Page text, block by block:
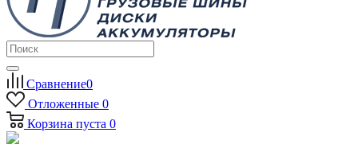
Сравнение0
Отложенные 0
Корзина пуста 0